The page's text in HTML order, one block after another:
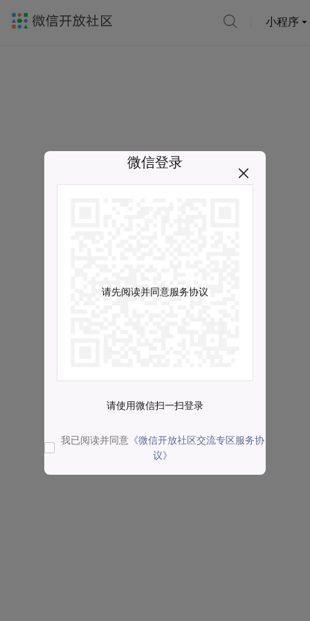
小程序
微信登录
请先阅读并同意服务协议
请使用微信扫一扫登录
我已阅读并同意 《微信开放社区交流专区服务协
议》